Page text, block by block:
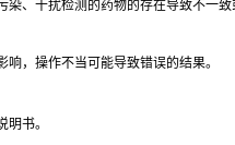
、干扰检测的药物的存在导致不一致
，操作不当可能导致错误的结果。
书。